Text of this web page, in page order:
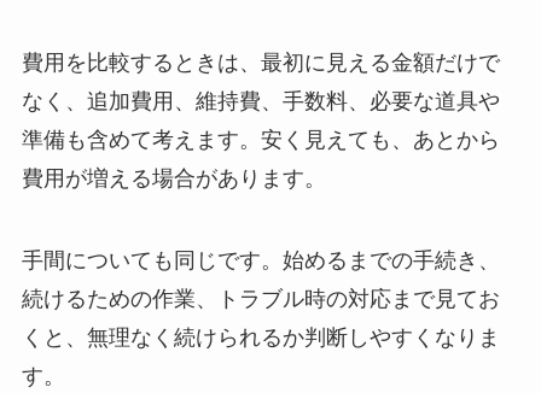
費用を比較するときは、最初に見える金額だけで
なく、追加費用、維持費、手数料、必要な道具や
準備も含めて考えます。安く見えても、あとから
費用が増える場合があります。
手間についても同じです。始めるまでの手続き、
続けるための作業、トラブル時の対応まで見てお
くと、無理なく続けられるか判断しやすくなりま
す。